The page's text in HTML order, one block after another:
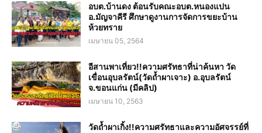
อบต.บ้านดง ต้อนรับคณะอบต.หนองแปน
อ.มัญจาคีรี ศึกษาดูงานการจัดการขยะบ้าน
ห้วยทราย
เมษายน 05, 2564
อีสานพาเที่ยว!!ความศรัทธาที่น่าค้นหา วัด
เขื่อนอุบลรัตน์(วัดถ้ำผาเจาะ) อ.อุบลรัตน์
จ.ขอนแก่น (มีคลิป)
เมษายน 10, 2563
วัดถ้ำผาเกิ้ง!!ความศรัทธาและความอัศจรรย์ที่